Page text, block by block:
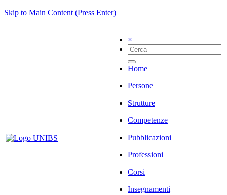
Skip to Main Content (Press Enter)
×
Home
Persone
Strutture
Competenze
Pubblicazioni
Professioni
Corsi
Insegnamenti